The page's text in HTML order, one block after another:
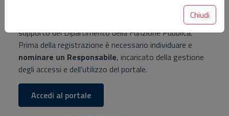
funzionalità del portale, ogni Amministrazione deve
con il
supporto del Dipartimento della Funzione Pubblica.
Prima della registrazione è necessario individuare e
nominare un Responsabile, incaricato della gestione
degli accessi e dell'utilizzo del portale.
Accedi al portale
Chiudi